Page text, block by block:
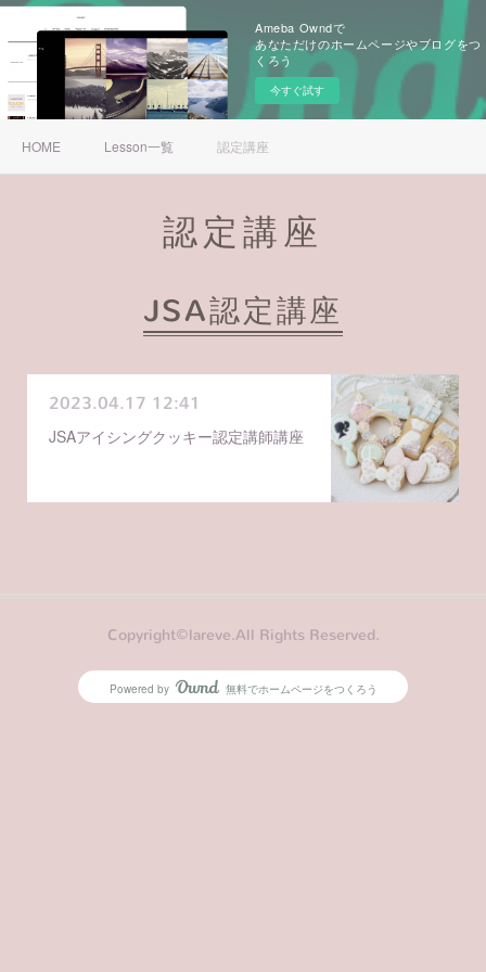
Ameba Owndで
あなただけのホームページやブログをつ
くろう
今すぐ試す
HOME Lesson一覧 認定講座
認定講座
JSA認定講座
2023.04.17 12:41
JSAアイシングクッキー認定講師講座
Copyright©lareve.All Rights Reserved.
Powered by AmebaOwnd
無料でホームページをつくろう